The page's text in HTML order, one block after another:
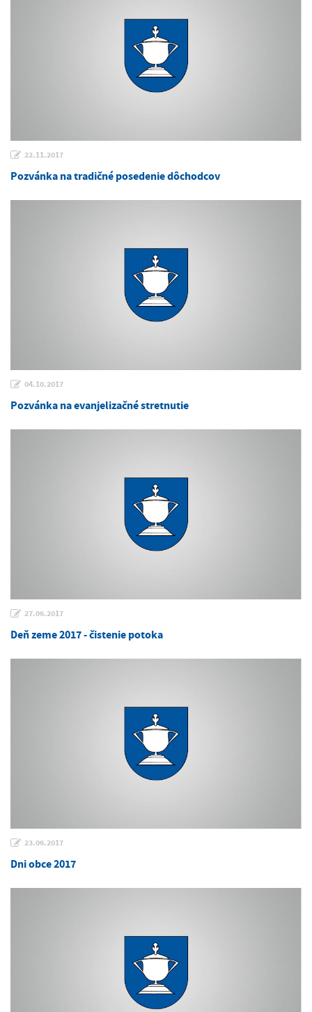
22.11.2017
Pozvánka na tradičné posedenie dôchodcov
04.10.2017
Pozvánka na evanjelizačné stretnutie
27.06.2017
Deň zeme 2017 - čistenie potoka
23.06.2017
Dni obce 2017